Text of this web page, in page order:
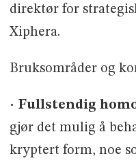
direktør for
Xiphera.
Bruksområder og
· Fullstendig
gjør det mulig å
kryptert form, noe